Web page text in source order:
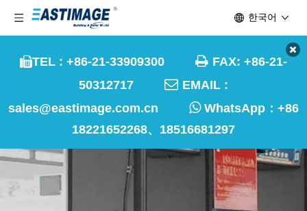
TEL : +86-21-33909300  FAX: +86-21-
50312717  EMAIL :
sales@eastimage.com.cn
WhatsApp： +86
18221652268、18516681297
한국어